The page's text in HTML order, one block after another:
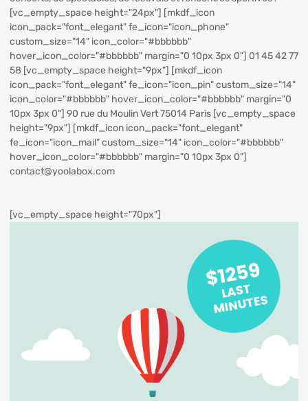
[vc_empty_space height="24px"] [mkdf_icon
icon_pack="font_elegant" fe_icon="icon_phone"
custom_size="14" icon_color="#bbbbbb"
hover_icon_color="#bbbbbb" margin="0 10px 3px 0"] 01 45 42 77
58 [vc_empty_space height="9px"] [mkdf_icon
icon_pack="font_elegant" fe_icon="icon_pin" custom_size="14"
icon_color="#bbbbbb" hover_icon_color="#bbbbbb" margin="0
10px 3px 0"] 90 rue du Moulin Vert 75014 Paris [vc_empty_space
height="9px"] [mkdf_icon icon_pack="font_elegant"
fe_icon="icon_mail" custom_size="14" icon_color="#bbbbbb"
hover_icon_color="#bbbbbb" margin="0 10px 3px 0"]
contact@yoolabox.com
[vc_empty_space height="70px"]